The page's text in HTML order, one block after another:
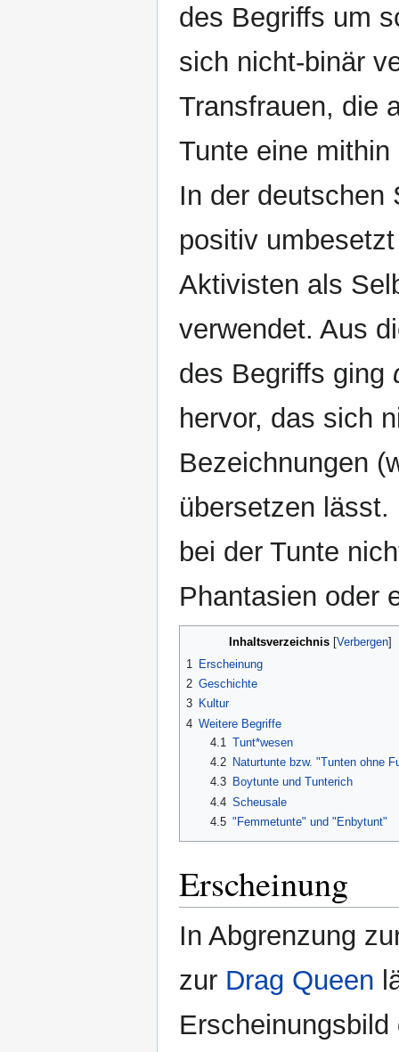
des Begriffs um
sich nicht-binär
Transfrauen, die
Tunte eine
In der deutschen
positiv
Aktivisten als
verwendet. Aus
des Begriffs ging
hervor, das sich
Bezeichnungen
übersetzen
bei der Tunte
Phantasien oder
Inhaltsverzeichnis
1
Erscheinung
2 Geschichte
3 Kultur
4 Weitere Begriffe
4.1 Tunt*wesen
4.2
Naturtunte bzw. "Tunten ohne
4.3
Boytunte und Tunterich
4.4 Scheusale
4.5 "Femmetunte" und "Enbytunt"
Erscheinung
In Abgrenzung
zur Drag Queen